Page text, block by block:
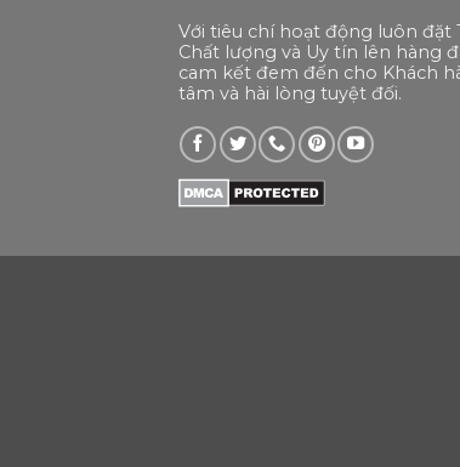
Với tiêu chí hoạt động luôn đặt
Chất lượng và Uy tín lên hàng
cam kết đem đến cho Khách
tâm và hài lòng tuyệt đối.